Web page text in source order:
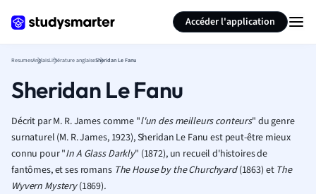
Accéder l'application
ResumesAnglaisLittérature anglaiseSheridan Le Fanu
Sheridan Le Fanu
Décrit par M. R. James comme "l'un des meilleurs conteurs" du genre
surnaturel (M. R. James, 1923), Sheridan Le Fanu est peut-être mieux
connu pour "In A Glass Darkly" (1872), un recueil d'histoires de
fantômes, et ses romans The House by the Churchyard(1863) et The
Wyvern Mystery(1869).
Résumer la page